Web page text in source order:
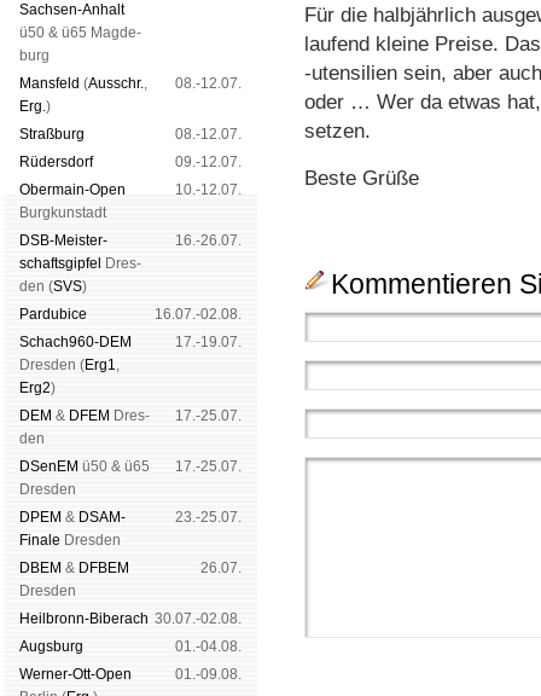
Sach­sen-An­halt
ü50 & ü65 Mag­de­
burg
Mans­feld (Aus­schr.,
Erg.)
08.-12.07.
Straß­burg
08.-12.07.
Rüders­dorf
09.-12.07.
Ober­main-Open
Burg­kun­stadt
10.-12.07.
DSB-Meister­
schafts­gipfel
Dres­
den (SVS)
16.-26.07.
Pardu­bice
16.07.-02.08.
Schach960-DEM
Dres­den (Erg1,
Erg2)
17.-19.07.
DEM & DFEM Dres­
den
17.-25.07.
DSenEM ü50 & ü65
Dres­den
17.-25.07.
DPEM & DSAM-
Finale Dres­den
23.-25.07.
DBEM & DFBEM
Dres­den
26.07.
Heil­bronn-Bi­ber­ach 30.07.-02.08.
Augs­burg
01.-04.08.
Werner-Ott-Open
01.-09.08.
Für die halbjährlich
laufend kleine Preise.
-utensilien sein, aber
oder … Wer da etwas
setzen.
Beste Grüße
Kommentieren